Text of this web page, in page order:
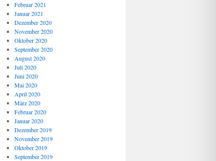
Februar 2021
Januar 2021
Dezember 2020
November 2020
Oktober 2020
September 2020
August 2020
Juli 2020
Juni 2020
Mai 2020
April 2020
März 2020
Februar 2020
Januar 2020
Dezember 2019
November 2019
Oktober 2019
September 2019